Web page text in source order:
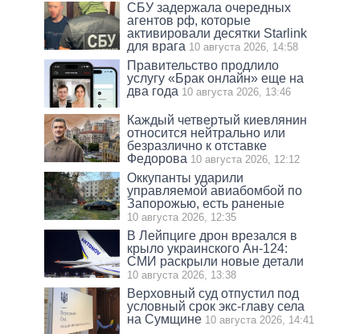
СБУ задержала очередных
агентов рф, которые
активировали десятки Starlink
для врага 10 августа 2026, 14:58
Правительство продлило
услугу «Брак онлайн» еще на
два года 10 августа 2026, 13:46
Каждый четвертый киевлянин
относится нейтрально или
безразлично к отставке
Федорова 10 августа 2026, 12:12
Оккупанты ударили
управляемой авиабомбой по
Запорожью, есть раненые
10 августа 2026, 12:35
В Лейпциге дрон врезался в
крыло украинского Ан-124:
СМИ раскрыли новые детали
10 августа 2026, 13:38
Верховный суд отпустил под
условный срок экс-главу села
на Сумщине 10 августа 2026, 14:41